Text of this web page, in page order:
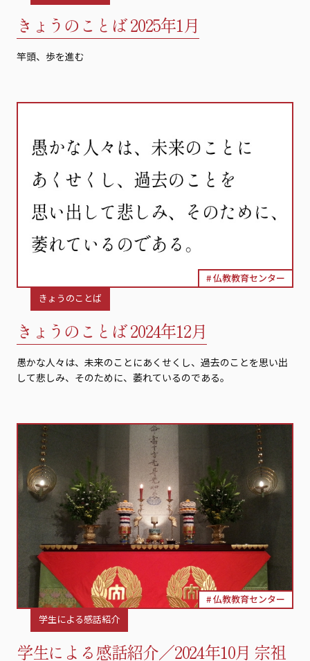
きょうのことば 2025年1月
竿頭、歩を進む
仏教教育センター
きょうのことば
きょうのことば 2024年12月
愚かな人々は、未来のことにあくせくし、過去のことを思い出
して悲しみ、そのために、萎れているのである。
仏教教育センター
学生による感話紹介
学生による感話紹介／2024年10月 宗祖